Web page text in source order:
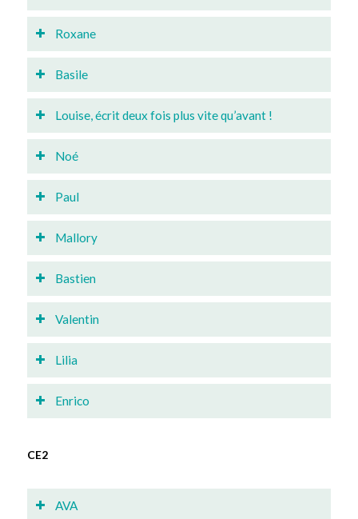
Roxane
Basile
Louise, écrit deux fois plus vite qu’avant !
Noé
Paul
Mallory
Bastien
Valentin
Lilia
Enrico
CE2
AVA